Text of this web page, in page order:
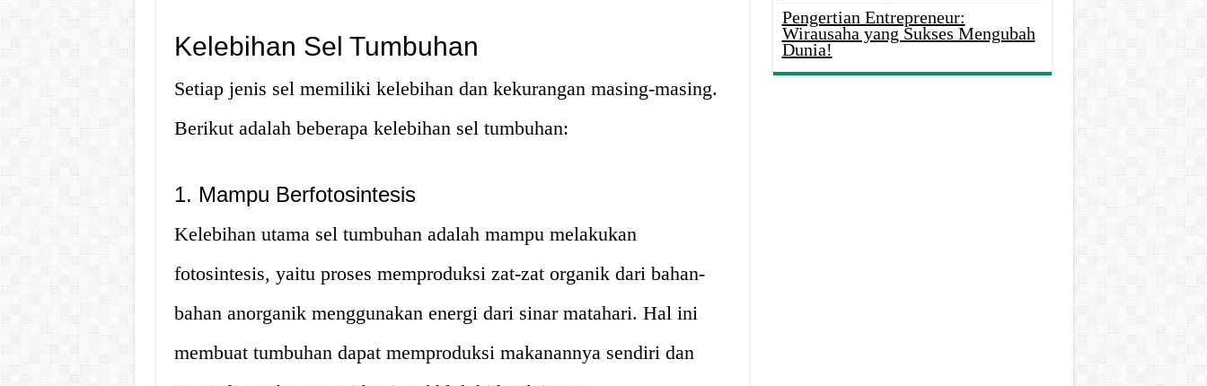
Kelebihan Sel Tumbuhan
Setiap jenis sel memiliki kelebihan dan kekurangan masing-masing.
Berikut adalah beberapa kelebihan sel tumbuhan:
1. Mampu Berfotosintesis
Kelebihan utama sel tumbuhan adalah mampu melakukan
fotosintesis, yaitu proses memproduksi zat-zat organik dari bahan-
bahan anorganik menggunakan energi dari sinar matahari. Hal ini
membuat tumbuhan dapat memproduksi makanannya sendiri dan
Pengertian Entrepreneur:
Wirausaha yang Sukses Mengubah
Dunia!